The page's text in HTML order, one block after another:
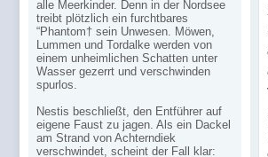
alle Meerkinder. Denn in der Nordsee
treibt plötzlich ein furchtbares
“Phantom† sein Unwesen. Möwen,
Lummen und Tordalke werden von
einem unheimlichen Schatten unter
Wasser gezerrt und verschwinden
spurlos.
Nestis beschließt, den Entführer auf
eigene Faust zu jagen. Als ein Dackel
am Strand von Achterndiek
verschwindet, scheint der Fall klar: